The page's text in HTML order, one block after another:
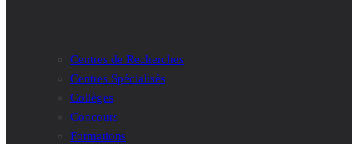
Centres de Recherches
Centres Spécialisés
Collèges
Concours
Formations